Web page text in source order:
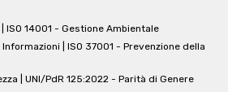
ISO 14001 - Gestione Ambientale
| ISO 37001 - Prevenzione della
| UNI/PdR 125:2022 - Parità di Genere